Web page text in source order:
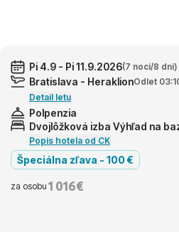
Pi 4.9 - Pi 11.9.2026(7 nocí/8 dní)
Bratislava - HeraklionOdlet
Detail letu
Polpenzia
Dvojlôžková izba Výhľad na
Popis hotela od CK
Špeciálna zľava - 100 €
za osobu 1 016 €